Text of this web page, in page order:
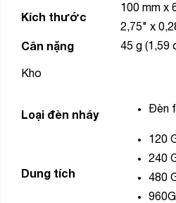
Kích thước
100 mm x
2,75" x
Cân nặng 45 g (1,59
Kho
Loại đèn nháy Đèn
Dung tích
120
240
480